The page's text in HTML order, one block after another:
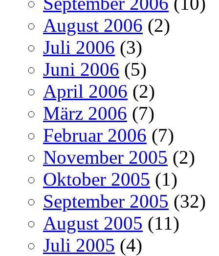
August 2006 (2)
Juli 2006 (3)
Juni 2006 (5)
April 2006 (2)
März 2006 (7)
Februar 2006 (7)
November 2005 (2)
Oktober 2005 (1)
September 2005 (32)
August 2005 (11)
Juli 2005 (4)